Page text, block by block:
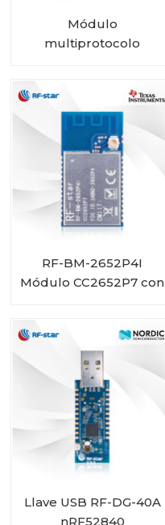
Módulo
multiprotocolo
RF-BM-2652P4I
Módulo CC2652P7 con
Llave USB RF-DG-40A
nRF52840